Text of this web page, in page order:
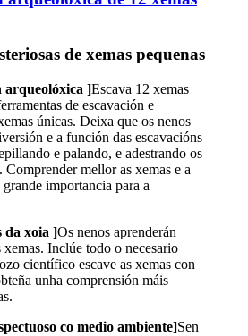
de xemas pequenas
arqueolóxica ]Escava 12 xemas
de escavación e
únicas. Deixa que os nenos
e a función das escavacións
e palando, e adestrando os
Comprender mellor as xemas e a
grande importancia para a
da xoia ]Os nenos aprenderán
xemas. Inclúe todo o necesario
científico escave as xemas con
unha comprensión máis
co medio ambiente]Sen